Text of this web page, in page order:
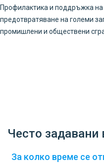
Профилактика и поддръжка на
предотвратяване на големи
промишлени и обществени
Често задавани
За колко време се